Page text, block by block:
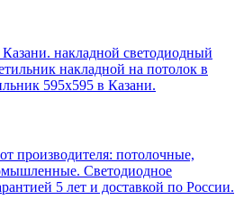
накладной светодиодный
накладной на потолок в
595х595 в Казани.
производителя: потолочные,
Светодиодное
5 лет и доставкой по России.